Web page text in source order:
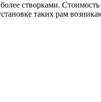
створками.
таких рам